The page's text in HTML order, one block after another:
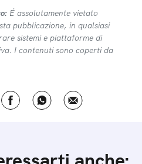
É assolutamente vietato
pubblicazione, in qualsiasi
sistemi e piattaforme di
I contenuti sono coperti da